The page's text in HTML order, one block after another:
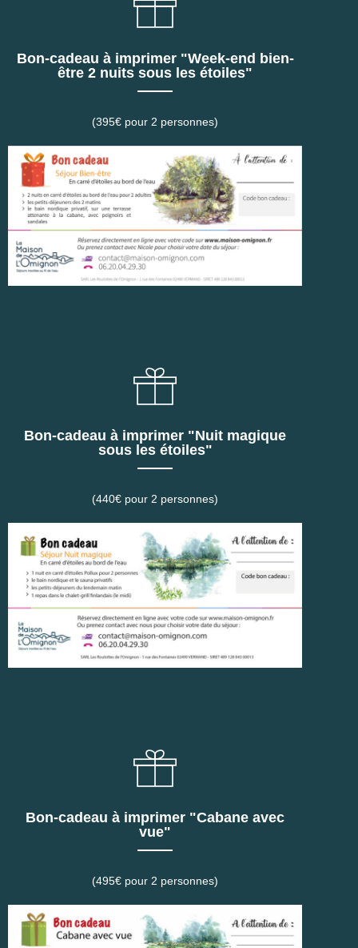
Bon-cadeau à imprimer "Week-end bien-
être 2 nuits sous les étoiles"
(395€ pour 2 personnes)
Bon-cadeau à imprimer "Nuit magique
sous les étoiles"
(440€ pour 2 personnes)
Bon-cadeau à imprimer "Cabane avec
vue"
(495€ pour 2 personnes)